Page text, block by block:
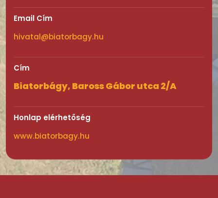
Email Cím
hivatal@biatorbagy.hu
Cím
Biatorbágy, Baross Gábor utca 2/A
Honlap elérhetőség
www.biatorbagy.hu